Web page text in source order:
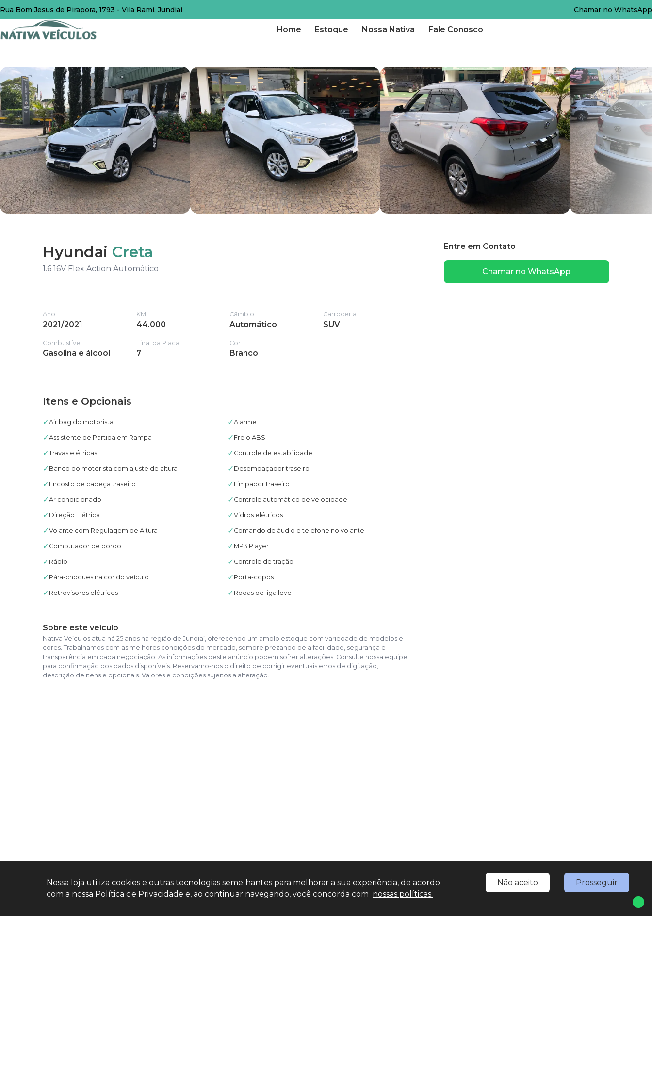
Rua Bom Jesus de Pirapora, 1793 - Vila Rami, Jundiaí Chamar no WhatsApp
Home Estoque Nossa Nativa Fale Conosco
Hyundai Creta
1.6 16V Flex Action Automático
Ano
2021/2021
KM
44.000
Câmbio
Automático
Carroceria
SUV
Combustível
Gasolina e álcool
Final da Placa
7
Cor
Branco
Itens e Opcionais
✓Air bag do motorista ✓Alarme
✓Assistente de Partida em Rampa ✓ Freio ABS
✓Travas elétricas ✓ Controle de estabilidade
✓ Banco do motorista com ajuste de altura ✓ Desembaçador traseiro
✓ Encosto de cabeça traseiro ✓ Limpador traseiro
✓Ar condicionado ✓ Controle automático de velocidade
✓ Direção Elétrica ✓Vidros elétricos
✓Volante com Regulagem de Altura ✓ Comando de áudio e telefone no volante
✓ Computador de bordo ✓ MP3 Player
✓ Rádio ✓ Controle de tração
✓ Pára-choques na cor do veículo ✓ Porta-copos
✓ Retrovisores elétricos ✓ Rodas de liga leve
Sobre este veículo
Nativa Veículos atua há 25 anos na região de Jundiaí, oferecendo um amplo estoque com variedade de modelos e
cores. Trabalhamos com as melhores condições do mercado, sempre prezando pela facilidade, segurança e
transparência em cada negociação. As informações deste anúncio podem sofrer alterações. Consulte nossa equipe
para confirmação dos dados disponíveis. Reservamo-nos o direito de corrigir eventuais erros de digitação,
descrição de itens e opcionais. Valores e condições sujeitos a alteração.
Entre em Contato
Chamar no WhatsApp
Nossa loja utiliza cookies e outras tecnologias semelhantes para melhorar a sua experiência, de acordo
com a nossa Política de Privacidade e, ao continuar navegando, você concorda com nossas políticas.
Não aceito Prosseguir